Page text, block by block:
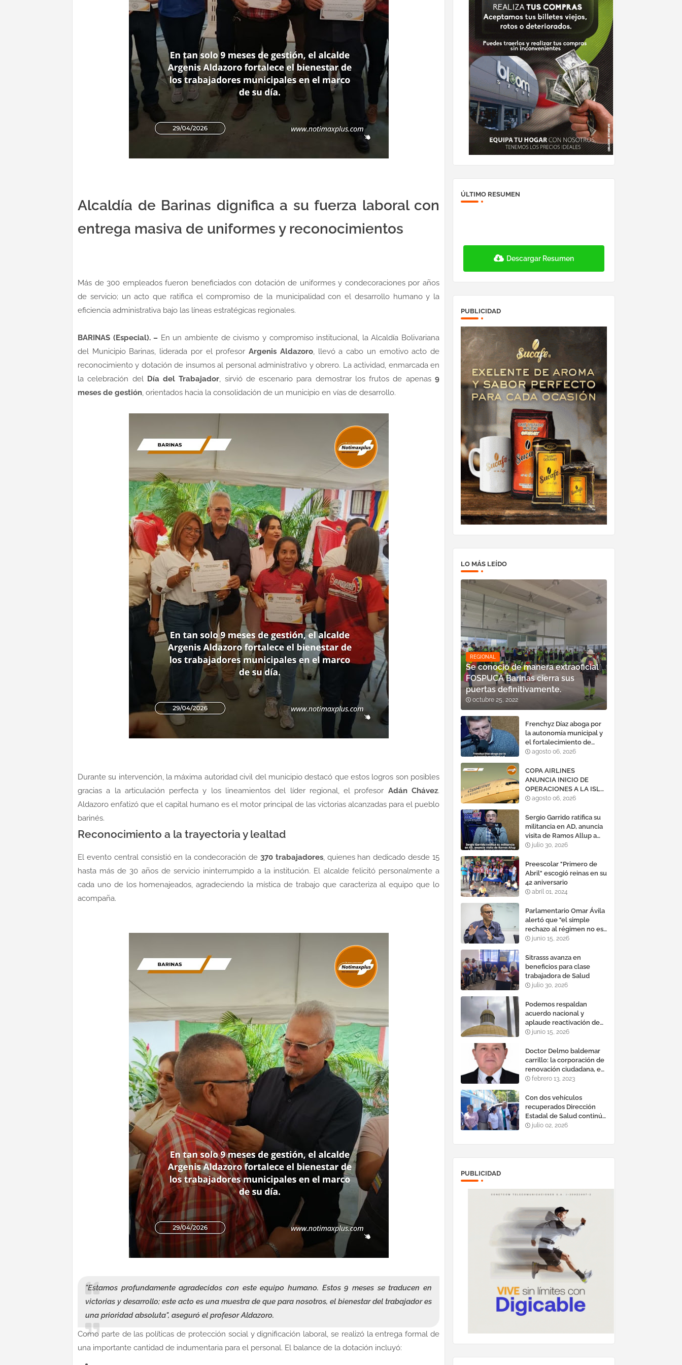
Alcaldía de Barinas dignifica a su fuerza laboral con
entrega masiva de uniformes y reconocimientos
Más de 300 empleados fueron beneficiados con dotación de uniformes y condecoraciones por años
de servicio; un acto que ratifica el compromiso de la municipalidad con el desarrollo humano y la
eficiencia administrativa bajo las líneas estratégicas regionales.
BARINAS (Especial). – En un ambiente de civismo y compromiso institucional, la Alcaldía Bolivariana
del Municipio Barinas, liderada por el profesorArgenis Aldazoro, llevó a cabo un emotivo acto de
reconocimiento y dotación de insumos al personal administrativo y obrero. La actividad, enmarcada en
la celebración del Día del Trabajador, sirvió de escenario para demostrar los frutos de apenas9
meses de gestión, orientados hacia la consolidación de un municipio en vías de desarrollo.
Durante su intervención, la máxima autoridad civil del municipio destacó que estos logros son posibles
gracias a la articulación perfecta y los lineamientos del líder regional, el profesor Adán Chávez.
Aldazoro enfatizó que el capital humano es el motor principal de las victorias alcanzadas para el pueblo
barinés.
Reconocimiento a la trayectoria y lealtad
El evento central consistió en la condecoración de 370 trabajadores, quienes han dedicado desde 15
hasta más de 30 años de servicio ininterrumpido a la institución. El alcalde felicitó personalmente a
cada uno de los homenajeados, agradeciendo la mística de trabajo que caracteriza al equipo que lo
acompaña.
"Estamos profundamente agradecidos con este equipo humano. Estos 9 meses se traducen en
victorias y desarrollo; este acto es una muestra de que para nosotros, el bienestar del trabajador es
una prioridad absoluta", aseguró el profesor Aldazoro.
Como parte de las políticas de protección social y dignificación laboral, se realizó la entrega formal de
una importante cantidad de indumentaria para el personal. El balance de la dotación incluyó:
ÚLTIMO RESUMEN
Descargar Resumen
PUBLICIDAD
LO MÁS LEÍDO
REGIONAL
Se conoció de manera extraoficial
FOSPUCA Barinas cierra sus
puertas definitivamente.
octubre 25, 2022
Frenchyz Díaz aboga por
la autonomía municipal y
el fortalecimiento de
servicios públicos
agosto 06, 2026
COPA AIRLINES
ANUNCIA INICIO DE
OPERACIONES A LA ISLA
DE MARGARITA,
agosto 06, 2026
Sergio Garrido ratifica su
militancia en AD, anuncia
visita de Ramos Allup a
Barinas y llama a
cauteloso»
julio 30, 2026
Preescolar "Primero de
Abril" escogió reinas en su
42 aniversario
abril 01, 2024
Parlamentario Omar Ávila
alertó que "el simple
rechazo al régimen no es
suficiente para lograr un
efectivo"
junio 15, 2026
Sitrasss avanza en
beneficios para clase
trabajadora de Salud
julio 30, 2026
Podemos respaldan
acuerdo nacional y
aplaude reactivación de
Tocoma con la
megavatios al sistema
eléctrico nacional
junio 15, 2026
Doctor Delmo baldemar
carrillo: la corporación de
renovación ciudadana, es
un banco mundial de
febrero 13, 2023
Con dos vehículos
recuperados Dirección
Estadal de Salud continúa
plan de refacción de su
julio 02, 2026
PUBLICIDAD